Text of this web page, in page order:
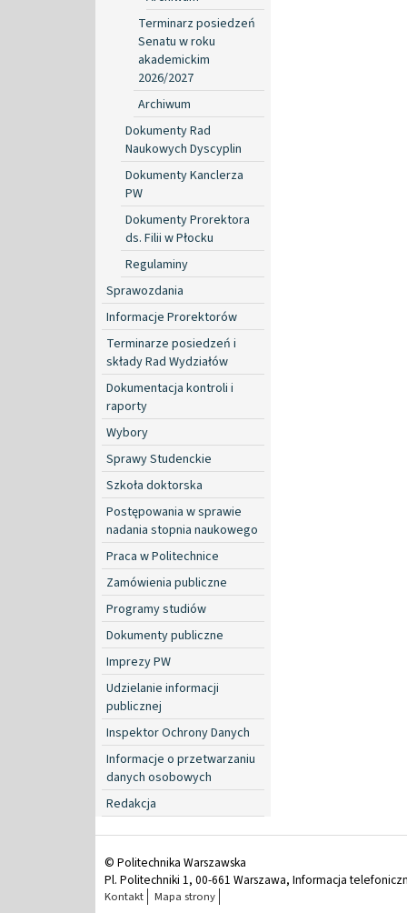
Terminarz posiedzeń
Senatu w roku
akademickim
2026/2027
Archiwum
Dokumenty Rad
Naukowych Dyscyplin
Dokumenty Kanclerza
PW
Dokumenty Prorektora
ds. Filii w Płocku
Regulaminy
Sprawozdania
Informacje Prorektorów
Terminarze posiedzeń i
składy Rad Wydziałów
Dokumentacja kontroli i
raporty
Wybory
Sprawy Studenckie
Szkoła doktorska
Postępowania w sprawie
nadania stopnia naukowego
Praca w Politechnice
Zamówienia publiczne
Programy studiów
Dokumenty publiczne
Imprezy PW
Udzielanie informacji
publicznej
Inspektor Ochrony Danych
Informacje o przetwarzaniu
danych osobowych
Redakcja
© Politechnika Warszawska
Pl. Politechniki 1, 00-661 Warszawa, Informacja
Kontakt Mapa strony